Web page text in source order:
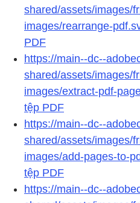
shared/assets/images/
images/rearrange-
PDF
https://main--dc--
shared/assets/images/
images/extract-pdf-
tệp PDF
https://main--dc--
shared/assets/images/
images/add-pages-to-
tệp PDF
https://main--dc--